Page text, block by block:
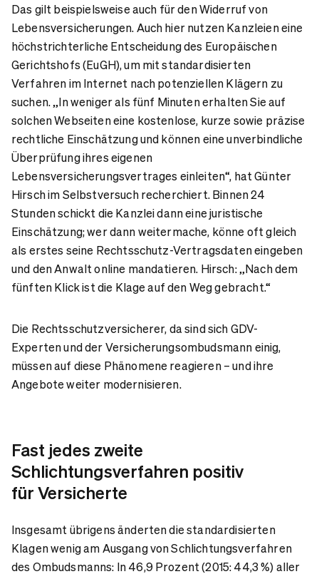
Das gilt beispielsweise auch für den Widerruf von
Lebensversicherungen. Auch hier nutzen Kanzleien eine
höchstrichterliche Entscheidung des Europäischen
Gerichtshofs (EuGH), um mit standardisierten
Verfahren im Internet nach potenziellen Klägern zu
suchen. „In weniger als fünf Minuten erhalten Sie auf
solchen Webseiten eine kostenlose, kurze sowie präzise
rechtliche Einschätzung und können eine unverbindliche
Überprüfung ihres eigenen
Lebensversicherungsvertrages einleiten“, hat Günter
Hirsch im Selbstversuch recherchiert. Binnen 24
Stunden schickt die Kanzlei dann eine juristische
Einschätzung; wer dann weitermache, könne oft gleich
als erstes seine Rechtsschutz-Vertragsdaten eingeben
und den Anwalt online mandatieren. Hirsch: „Nach dem
fünften Klick ist die Klage auf den Weg gebracht.“
Die Rechtsschutzversicherer, da sind sich GDV-
Experten und der Versicherungsombudsmann einig,
müssen auf diese Phänomene reagieren – und ihre
Angebote weiter modernisieren.
Fast jedes zweite
Schlichtungsverfahren positiv
für Versicherte
Insgesamt übrigens änderten die standardisierten
Klagen wenig am Ausgang von Schlichtungsverfahren
des Ombudsmanns: In 46,9 Prozent (2015: 44,3 %) aller